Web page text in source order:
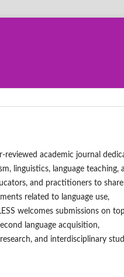
reviewed academic journal
linguistics, language teaching,
and practitioners to share
related to language use,
welcomes submissions on
language acquisition,
and interdisciplinary